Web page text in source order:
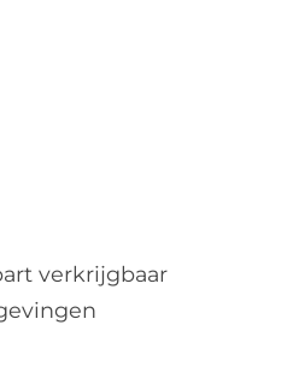
verkrijgbaar